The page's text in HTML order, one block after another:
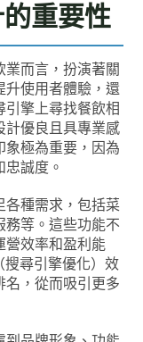
重要性
業而言，扮演著關
升使用者體驗，還
引擎上尋找餐飲相
計優良且具專業感
象極為重要，因為
誠度。
各種需求，包括菜
務等。這些功能不
營效率和盈利能
搜尋引擎優化）效
名，從而吸引更多